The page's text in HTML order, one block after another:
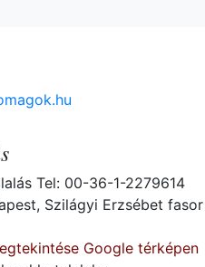
Tel: 00-36-1-2279614
Szilágyi Erzsébet fasor
Google térképen